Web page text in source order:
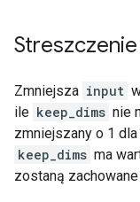
Streszczenie
Zmniejsza input
ile keep_dims nie
zmniejszany o 1
keep_dims ma
zostaną